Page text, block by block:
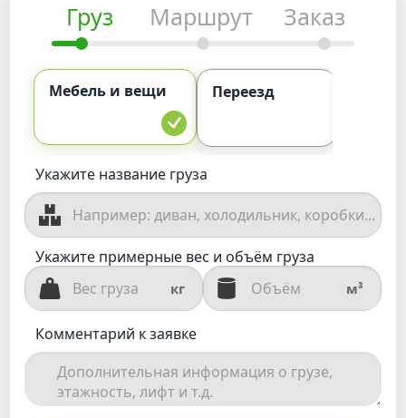
Груз Маршрут Заказ
Мебель и вещи Переезд
Укажите название груза
Укажите примерные вес и объём груза
кг м³
Комментарий к заявке